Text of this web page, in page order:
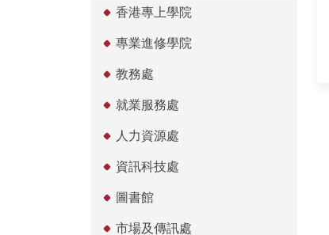
香港專上學院
專業進修學院
教務處
就業服務處
人力資源處
資訊科技處
圖書館
市場及傳訊處